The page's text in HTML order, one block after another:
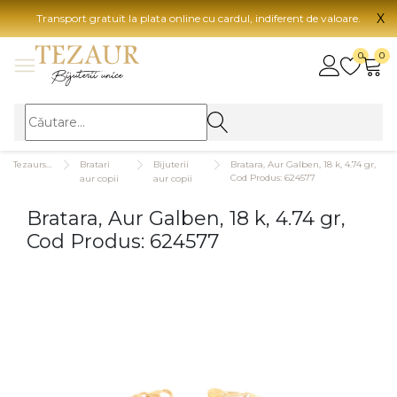
Transport gratuit la plata online cu cardul, indiferent de valoare. X
0 0
BIJUTERII
BIJUTERII FEMEI
Inele
Bratari
Bratari
aur copii
Bijuterii
aur copii
Bratara, Aur Galben, 18 k, 4.74 gr,
Cod Produs: 624577
Bratara, Aur Galben, 18 k, 4.74 gr,
Cod Produs: 624577